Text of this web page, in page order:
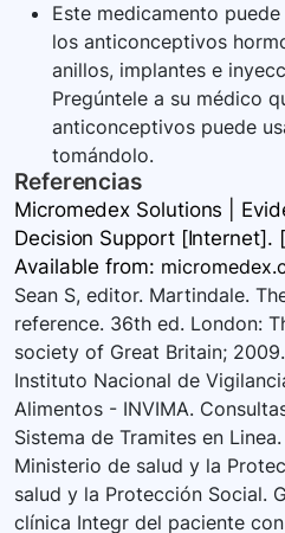
Este medicamento
los anticonceptivos
anillos, implantes e
Pregúntele a su médico
anticonceptivos puede
tomándolo.
Referencias
Micromedex Solutions |
Decision Support [Internet].
Available from:
Sean S, editor. Martindale.
reference. 36th ed. London:
society of Great Britain;
Instituto Nacional de
Alimentos - INVIMA.
Sistema de Tramites en Linea.
Ministerio de salud y la
salud y la Protección Social.
clínica Integr del paciente con